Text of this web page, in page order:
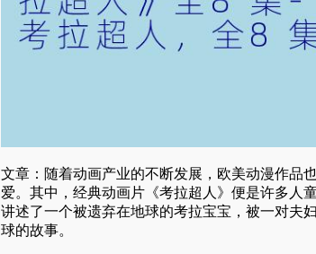
文章：随着动画产业的不断发展，欧美动漫作品
爱。其中，经典动画片《考拉超人》便是许多人
讲述了一个被遗弃在地球的考拉宝宝，被一对夫
球的故事。